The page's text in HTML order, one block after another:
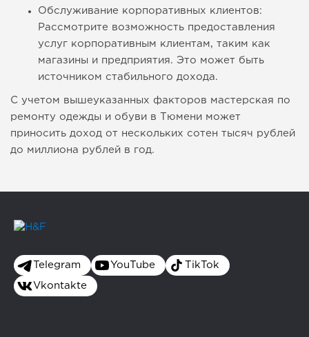
Обслуживание корпоративных клиентов:
Рассмотрите возможность предоставления
услуг корпоративным клиентам, таким как
магазины и предприятия. Это может быть
источником стабильного дохода.
С учетом вышеуказанных факторов мастерская по
ремонту одежды и обуви в Тюмени может
приносить доход от нескольких сотен тысяч рублей
до миллиона рублей в год.
Telegram YouTube TikTok
Vkontakte